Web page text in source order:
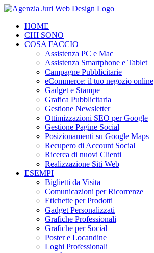
Salta
contenutoHOME
CHI SONO
COSA FACCIO
Assistenza PC e Mac
Assistenza Smartphone e Tablet
Campagne Pubblicitarie
eCommerce: il tuo negozio online
Gadget e Stampe
Grafica Pubblicitaria
Gestione Newsletter
Ottimizzazioni SEO per Google
Gestione Pagine Social
Posizionamenti su Google Maps
Recupero di Account Social
Ricerca di nuovi Clienti
Realizzazione Siti Web
ESEMPI
Biglietti da Visita
Comunicazioni per Ricorrenze
Etichette per Prodotti
Gadget Personalizzati
Grafiche Professionali
Grafiche per Social
Poster e Locandine
Loghi Professionali